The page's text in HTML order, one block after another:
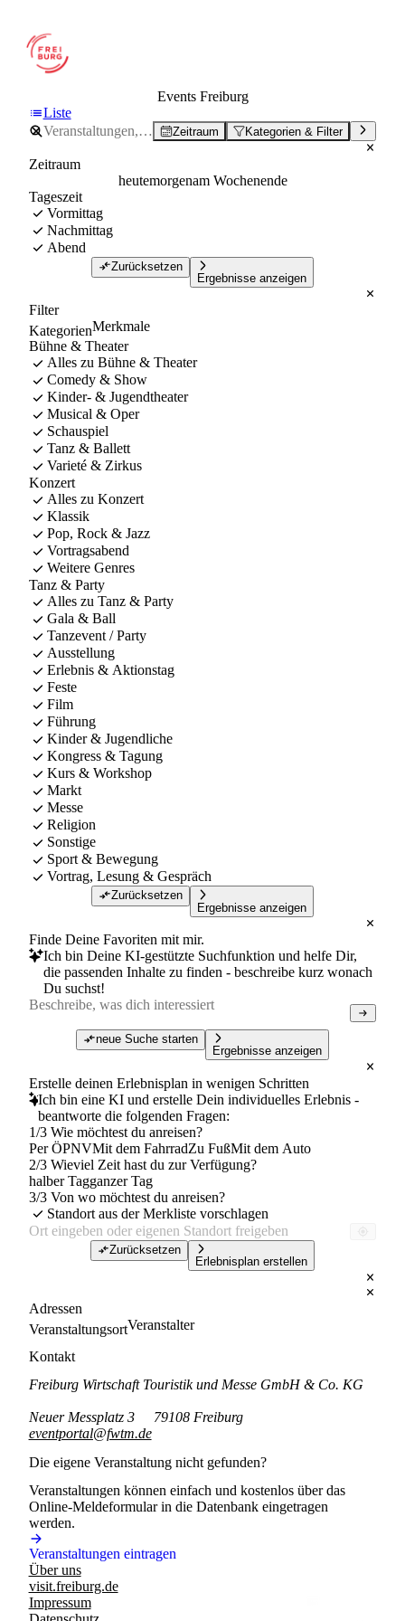
Events Freiburg
Liste
Zeitraum Kategorien & Filter
Zeitraum
heutemorgenam Wochenende
Tageszeit
Vormittag
Nachmittag
Abend
Zurücksetzen
Ergebnisse anzeigen
Filter
KategorienMerkmale
Bühne & Theater
Alles zu Bühne & Theater
Comedy & Show
Kinder- & Jugendtheater
Musical & Oper
Schauspiel
Tanz & Ballett
Varieté & Zirkus
Konzert
Alles zu Konzert
Klassik
Pop, Rock & Jazz
Vortragsabend
Weitere Genres
Tanz & Party
Alles zu Tanz & Party
Gala & Ball
Tanzevent / Party
Ausstellung
Erlebnis & Aktionstag
Feste
Film
Führung
Kinder & Jugendliche
Kongress & Tagung
Kurs & Workshop
Markt
Messe
Religion
Sonstige
Sport & Bewegung
Vortrag, Lesung & Gespräch
Zurücksetzen
Ergebnisse anzeigen
Finde Deine Favoriten mit mir.
Ich bin Deine KI-gestützte Suchfunktion und helfe Dir,
die passenden Inhalte zu finden - beschreibe kurz wonach
Du suchst!
neue Suche starten
Ergebnisse anzeigen
Erstelle deinen Erlebnisplan in wenigen Schritten
Ich bin eine KI und erstelle Dein individuelles Erlebnis -
beantworte die folgenden Fragen:
1/3 Wie möchtest du anreisen?
Per ÖPNVMit dem FahrradZu FußMit dem Auto
2/3 Wieviel Zeit hast du zur Verfügung?
halber Tagganzer Tag
3/3 Von wo möchtest du anreisen?
Standort aus der Merkliste vorschlagen
Zurücksetzen
Erlebnisplan erstellen
Adressen
VeranstaltungsortVeranstalter
Kontakt
Freiburg Wirtschaft Touristik und Messe GmbH & Co. KG
Neuer Messplatz 3
79108 Freiburg
eventportal@fwtm.de
Die eigene Veranstaltung nicht gefunden?
Veranstaltungen können einfach und kostenlos über das
Online-Meldeformular in die Datenbank eingetragen
werden.
Veranstaltungen eintragen
Über uns
visit.freiburg.de
Impressum